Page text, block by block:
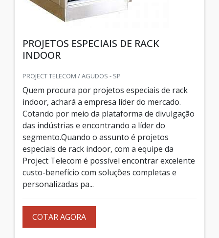
PROJETOS ESPECIAIS DE RACK
INDOOR
PROJECT TELECOM / AGUDOS - SP
Quem procura por projetos especiais de rack
indoor, achará a empresa líder do mercado.
Cotando por meio da plataforma de divulgação
das indústrias e encontrando a líder do
segmento.Quando o assunto é projetos
especiais de rack indoor, com a equipe da
Project Telecom é possível encontrar excelente
custo-benefício com soluções completas e
personalizadas pa...
COTAR AGORA